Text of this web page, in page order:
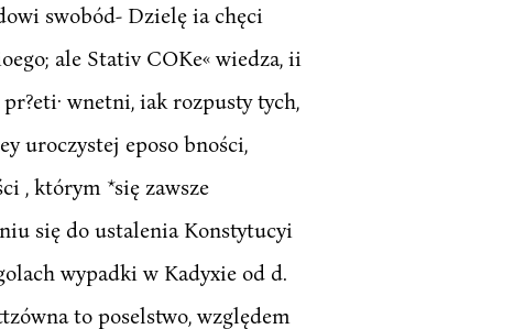
swobód- Dzielę ia chęci
ale Stativ COKe« wiedza, ii
wnetni, iak rozpusty tych,
uroczystej eposo bności,
, którym *się zawsze
się do ustalenia Konstytucyi
wypadki w Kadyxie od d.
to poselstwo, względem